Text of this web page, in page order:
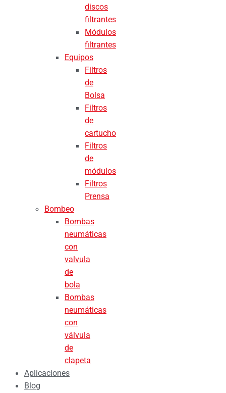
discos
filtrantes
Módulos
filtrantes
Equipos
Filtros
de
Bolsa
Filtros
de
cartucho
Filtros
de
módulos
Filtros
Prensa
Bombeo
Bombas
neumáticas
con
valvula
de
bola
Bombas
neumáticas
con
válvula
de
clapeta
Aplicaciones
Blog